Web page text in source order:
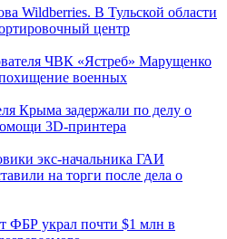
Wildberries. В Тульской области
центр
ЧВК «Ястреб» Марущенко
военных
Крыма задержали по делу о
3D‑принтера
экс-начальника ГАИ
на торги после дела о
ФБР украл почти $1 млн в